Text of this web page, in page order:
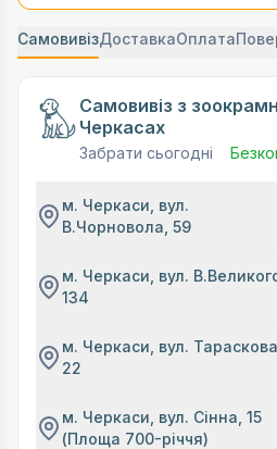
СамовивізДоставкаОплата
Самовивіз з
Черкасах
Забрати сьогодні
м. Черкаси, вул.
В.Чорновола, 59
м. Черкаси, вул.
134
м. Черкаси, вул. Тараскова,
22
м. Черкаси, вул. Сінна, 15
(Площа 700-річчя)